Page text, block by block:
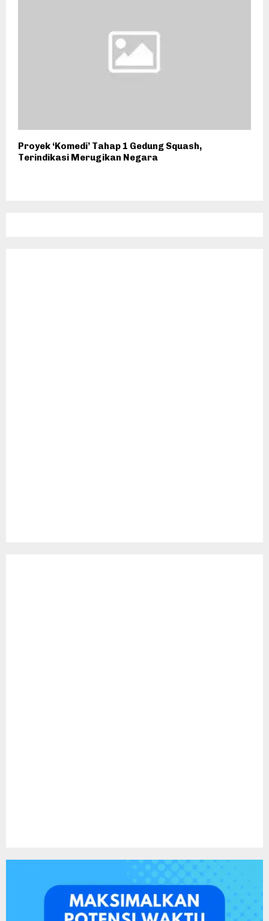
Proyek ‘Komedi’ Tahap 1 Gedung Squash,
Terindikasi Merugikan Negara